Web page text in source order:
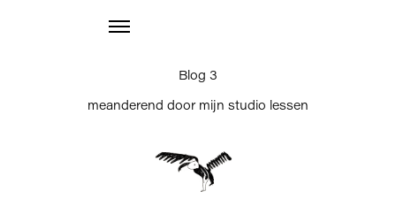
Blog 3
meanderend door mijn studio lessen